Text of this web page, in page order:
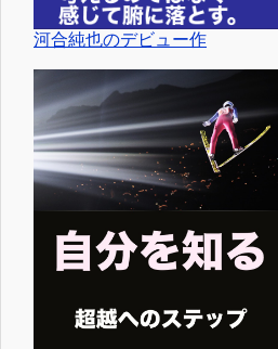
河合純也のデビュー作